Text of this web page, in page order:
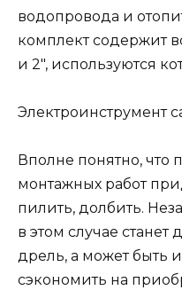
водопровода и
комплект содержит
и 2″, используются
Электроинструмент
Вполне понятно, что
монтажных работ
пилить, долбить.
в этом случае станет
дрель, а может быть
сэкономить на